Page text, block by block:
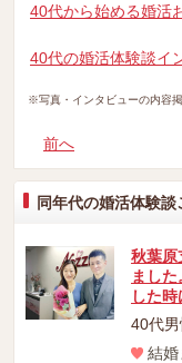
40代から始める婚活
40代の婚活体験談イ
※写真・インタビューの内容
前へ
同年代の婚活体験
秋葉原
まし
した
40代
結婚